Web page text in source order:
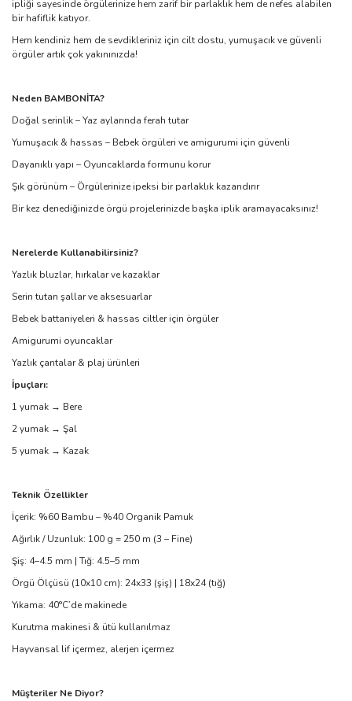
ipliği sayesinde örgülerinize hem zarif bir parlaklık hem de nefes alabilen
bir hafiflik katıyor.
Hem kendiniz hem de sevdikleriniz için cilt dostu, yumuşacık ve güvenli
örgüler artık çok yakınınızda!
Neden BAMBONİTA?
Doğal serinlik – Yaz aylarında ferah tutar
Yumuşacık & hassas – Bebek örgüleri ve amigurumi için güvenli
Dayanıklı yapı – Oyuncaklarda formunu korur
Şık görünüm – Örgülerinize ipeksi bir parlaklık kazandırır
Bir kez denediğinizde örgü projelerinizde başka iplik aramayacaksınız!
Nerelerde Kullanabilirsiniz?
Yazlık bluzlar, hırkalar ve kazaklar
Serin tutan şallar ve aksesuarlar
Bebek battaniyeleri & hassas ciltler için örgüler
Amigurumi oyuncaklar
Yazlık çantalar & plaj ürünleri
İpuçları:
1 yumak → Bere
2 yumak → Şal
5 yumak → Kazak
Teknik Özellikler
İçerik: %60 Bambu – %40 Organik Pamuk
Ağırlık / Uzunluk: 100 g = 250 m (3 – Fine)
Şiş: 4–4.5 mm | Tığ: 4.5–5 mm
Örgü Ölçüsü (10x10 cm): 24x33 (şiş) | 18x24 (tığ)
Yıkama: 40°C’de makinede
Kurutma makinesi & ütü kullanılmaz
Hayvansal lif içermez, alerjen içermez
Müşteriler Ne Diyor?